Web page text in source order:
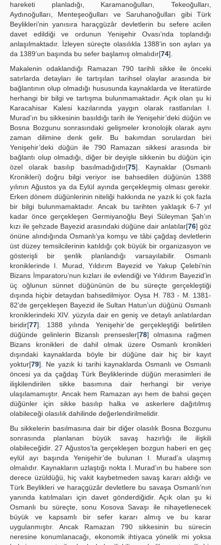
hareketi planladığı, Karamanoğulları, Tekeoğulları,
Aydınoğulları, Menteşeoğulları ve Saruhanoğulları gibi Türk
Beylikleri’nin yanısıra haraçgüzâr devletlerin bu sefere acilen
davet edildiği ve ordunun Yenişehir Ovası’nda toplandığı
anlaşılmaktadır. İzleyen süreçte olasılıkla 1388’in son ayları ya
da 1389’un başında bu sefer başlamış olmalıdır[74].
Makalenin odaklandığı Ramazan 790 tarihli sikke ile önceki
satırlarda detayları ile tartışılan tarihsel olaylar arasında bir
bağlantının olup olmadığı hususunda kaynaklarda ve literatürde
herhangi bir bilgi ve tartışma bulunmamaktadır. Açık olan şu ki
Karacahisar Kalesi kazılarında yaygın olarak rastlanılan I.
Murad’ın bu sikkesinin basıldığı tarih ile Yenişehir’deki düğün ve
Bosna Bozgunu sonrasındaki gelişmeler kronolojik olarak aynı
zaman dilimine denk gelir. Bu bakımdan sorulardan biri
Yenişehir’deki düğün ile 790 Ramazan sikkesi arasında bir
bağlantı olup olmadığı, diğer bir deyişle sikkenin bu düğün için
özel olarak basılıp basılmadığıdır[75]. Kaynaklar (Osmanlı
Kronikleri) doğru bilgi veriyor ise bahsedilen düğünün 1388
yılının Ağustos ya da Eylül ayında gerçekleşmiş olması gerekir.
Erken dönem düğünlerinin niteliği hakkında ne yazık ki çok fazla
bir bilgi bulunmamaktadır. Ancak bu tarihten yaklaşık 6-7 yıl
kadar önce gerçekleşen Germiyanoğlu Beyi Süleyman Şah’ın
kızı ile şehzade Bayezid arasındaki düğüne dair anlatılar[76] göz
önüne alındığında Osmanlı’ya komşu ve tâbi çağdaş devletlerin
üst düzey temsilcilerinin katıldığı çok büyük bir organizasyon ve
gösterişli bir şenlik planlandığı varsayılabilir. Osmanlı
kroniklerinde I. Murad, Yıldırım Bayezid ve Yakup Çelebi’nin
Bizans İmparatoru’nun kızları ile evlendiği ve Yıldırım Bayezid’in
üç oğlunun sünnet düğününün de bu süreçte gerçekleştiği
dışında hiçbir detaydan bahsedilmiyor. Oysa H. 783 - M. 1381-
82’de gerçekleşen Bayezid ile Sultan Hatun’un düğünü Osmanlı
kroniklerindeki XIV. yüzyıla dair en geniş ve detaylı anlatılardan
biridir[77]. 1388 yılında Yenişehir’de gerçekleştiği belirtilen
düğünde gelinlerin Bizanslı prensesler[78] olmasına rağmen
Bizans kronikleri de dahil olmak üzere Osmanlı kronikleri
dışındaki kaynaklarda böyle bir düğüne dair hiç bir kayıt
yoktur[79]. Ne yazık ki tarihi kaynaklarda Osmanlı ve Osmanlı
öncesi ya da çağdaş Türk Beyliklerinde düğün merasimleri ile
ilişkilendirilen sikke basımına dair herhangi bir veriye
ulaşılamamıştır. Ancak hem Ramazan ayı hem de bahsi geçen
düğünler için sikke basılıp halka ve askerlere dağıtılmış
olabileceği olasılık dahilinde değerlendirilmelidir.
Bu sikkelerin basılmasına dair bir diğer olasılık Bosna Bozgunu
sonrasında planlanan büyük savaş hazırlığı ile ilişkili
olabileceğidir. 27 Ağustos’ta gerçekleşen bozgun haberi en geç
eylül ayı başında Yenişehir’de bulunan I. Murad’a ulaşmış
olmalıdır. Kaynakların uzlaştığı nokta I. Murad’ın bu habere son
derece üzüldüğü, hiç vakit kaybetmeden savaş kararı aldığı ve
Türk Beylikleri ve haraçgüzâr devletlere bu savaşa Osmanlı’nın
yanında katılmaları için davet gönderdiğidir. Açık olan şu ki
Osmanlı bu süreçte, sonu Kosova Savaşı ile nihayetlenecek
büyük ve kapsamlı bir sefer kararı almış ve bu karar
uygulanmıştır. Ancak Ramazan 790 sikkesinin bu sürecin
neresine konumlanacağı, ekonomik ihtiyaca yönelik mi yoksa